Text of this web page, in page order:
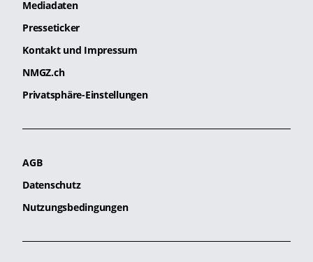
Mediadaten
Presseticker
Kontakt und Impressum
NMGZ.ch
Privatsphäre-Einstellungen
AGB
Datenschutz
Nutzungsbedingungen